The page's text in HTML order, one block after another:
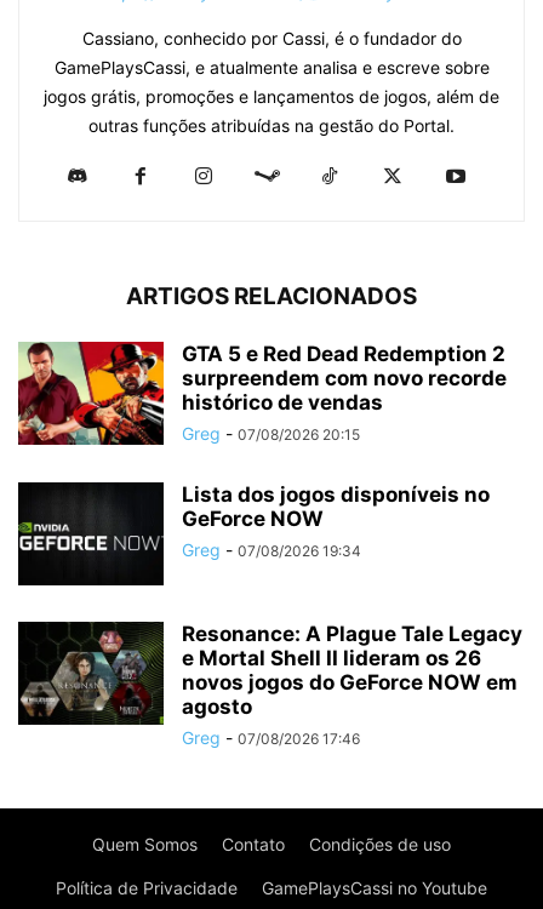
Cassiano, conhecido por Cassi, é o fundador do
GamePlaysCassi, e atualmente analisa e escreve sobre
jogos grátis, promoções e lançamentos de jogos, além de
outras funções atribuídas na gestão do Portal.
ARTIGOS RELACIONADOS
GTA 5 e Red Dead Redemption 2
surpreendem com novo recorde
histórico de vendas
Greg - 07/08/2026 20:15
Lista dos jogos disponíveis no
GeForce NOW
Greg - 07/08/2026 19:34
Resonance: A Plague Tale Legacy
e Mortal Shell II lideram os 26
novos jogos do GeForce NOW em
agosto
Greg - 07/08/2026 17:46
Quem Somos Contato Condições de uso
Política de Privacidade GamePlaysCassi no Youtube